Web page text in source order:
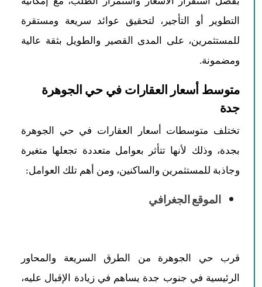
التطوير أو التأجير، لتحقيق عوائد سريعة ومستقرة
للمستثمرين، على المدى القصير والطويل بثقة عالية
ومضمونة.
متوسط أسعار العقارات في حي الجوهرة
جدة
تختلف متوسطات أسعار العقارات في حي الجوهرة
بجدة، وذلك لأنها تتأثر بعوامل متعددة تجعلها متغيرة
وجاذبة للمستثمرين والساكنين، ومن أهم تلك العوامل:
الموقع الجغرافي
قرب حي الجوهرة من الطرق السريعة والمحاور
الرئيسية في جنوب جدة يساهم في زيادة الإقبال عليه،